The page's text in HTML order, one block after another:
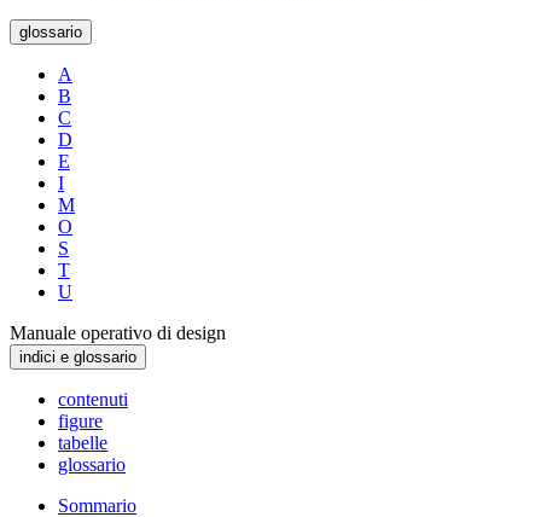
glossario
A
B
C
D
E
I
M
O
S
T
U
Manuale operativo di design
indici e glossario
contenuti
figure
tabelle
glossario
Sommario